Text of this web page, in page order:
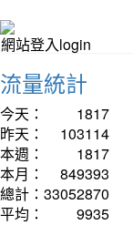
網站登入login
流量統計
今天：
1817
昨天：
103114
本週：
1817
本月：
849393
總計： 33052870
平均：
9935